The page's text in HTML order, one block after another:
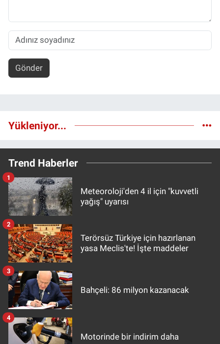
Gönder
Yükleniyor...
Trend Haberler
Meteoroloji'den 4 il için "kuvvetli
yağış" uyarısı
1
Terörsüz Türkiye için hazırlanan
yasa Meclis'te! İşte maddeler
2
Bahçeli: 86 milyon kazanacak
3
Motorinde bir indirim daha
4